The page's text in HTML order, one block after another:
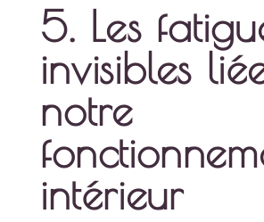
5. Les
invisibles
notre
intérieur